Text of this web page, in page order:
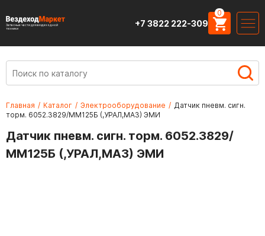
Запасные части для вездеходной
техники
+7 3822 222-309
0
Главная / Каталог / Электрооборудование / Датчик пневм. сигн.
торм. 6052.3829/ММ125Б (,УРАЛ,МАЗ) ЭМИ
Датчик пневм. сигн. торм. 6052.3829/
ММ125Б (,УРАЛ,МАЗ) ЭМИ